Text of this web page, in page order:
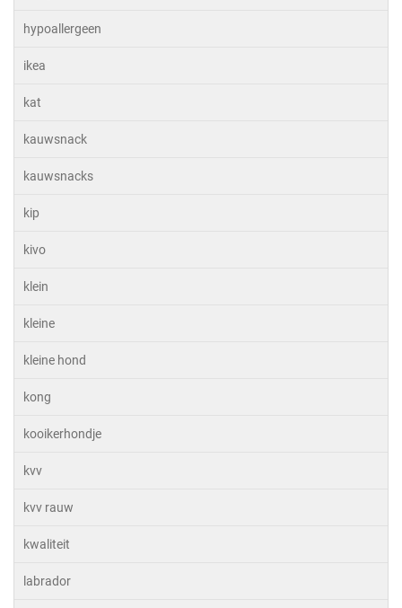
hypoallergeen
ikea
kat
kauwsnack
kauwsnacks
kip
kivo
klein
kleine
kleine hond
kong
kooikerhondje
kvv
kvv rauw
kwaliteit
labrador